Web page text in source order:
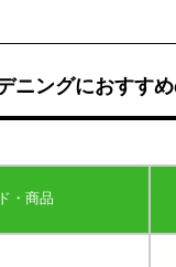
ニングにおすす
・商品